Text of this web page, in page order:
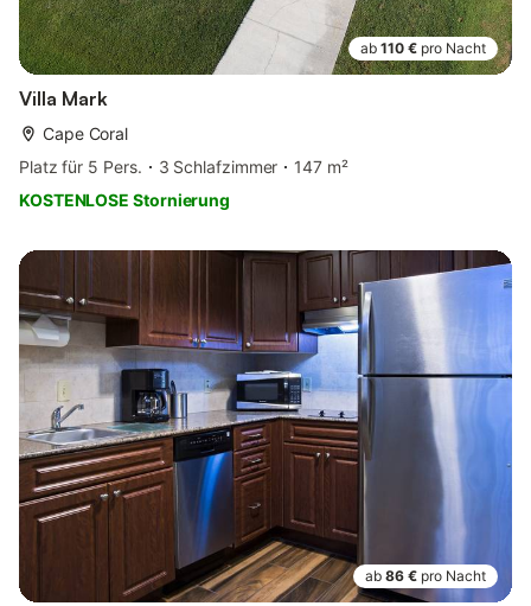
ab 110 € pro Nacht
Villa Mark
Cape Coral
Platz für 5 Pers.
3 Schlafzimmer
147 m²
KOSTENLOSE Stornierung
ab 86 € pro Nacht